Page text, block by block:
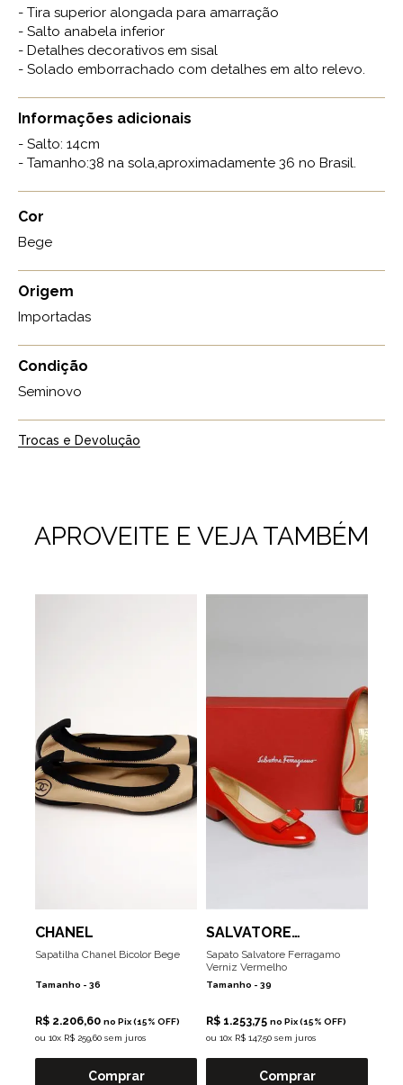
- Tira superior alongada para amarração
- Salto anabela inferior
- Detalhes decorativos em sisal
- Solado emborrachado com detalhes em alto relevo.
Informações adicionais
- Salto: 14cm
- Tamanho:38 na sola,aproximadamente 36 no Brasil.
Cor
Bege
Origem
Importadas
Condição
Seminovo
Trocas e Devolução
APROVEITE E VEJA TAMBÉM
CHANEL
Sapatilha Chanel Bicolor Bege
Tamanho - 36
R$ 2.206,60 no Pix (15% OFF)
ou 10x R$ 259,60 sem juros
Comprar
SALVATORE
FERRAGAMO
Sapato Salvatore Ferragamo
Verniz Vermelho
Tamanho - 39
R$ 1.253,75 no Pix (15% OFF)
ou 10x R$ 147,50 sem juros
Comprar